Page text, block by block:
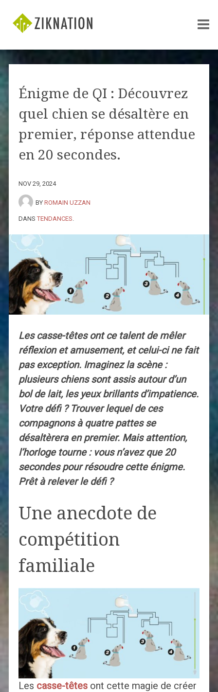
Énigme de QI : Découvrez
quel chien se désaltère en
premier, réponse attendue
en 20 secondes.
NOV 29, 2024
BY ROMAIN UZZAN
DANS TENDANCES
Les casse-têtes ont ce talent de mêler
réflexion et amusement, et celui-ci ne fait
pas exception. Imaginez la scène :
plusieurs chiens sont assis autour d’un
bol de lait, les yeux brillants d’impatience.
Votre défi ? Trouver lequel de ces
compagnons à quatre pattes se
désaltèrera en premier. Mais attention,
l’horloge tourne : vous n’avez que 20
secondes pour résoudre cette énigme.
Prêt à relever le défi ?
Une anecdote de
compétition
familiale
Les casse-têtesont cette magie de créer